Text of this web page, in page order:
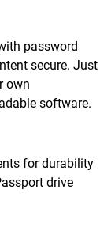
password
secure. Just
own
software.
for durability
drive